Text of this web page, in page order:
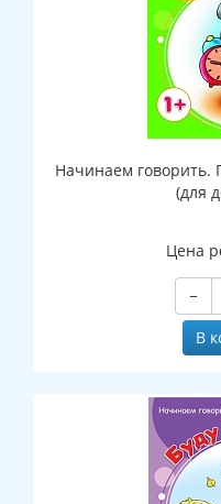
Начинаем говорить.
(для
Цена
−
В